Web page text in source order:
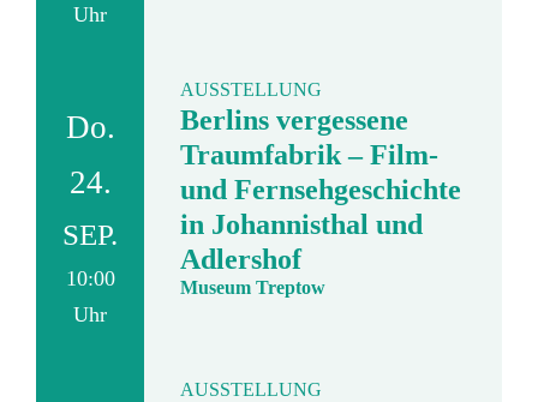
Uhr
Do.
24.
SEP.
10:00
Uhr
AUSSTELLUNG
Berlins vergessene
Traumfabrik – Film-
und Fernsehgeschichte
in Johannisthal und
Adlershof
Museum Treptow
AUSSTELLUNG